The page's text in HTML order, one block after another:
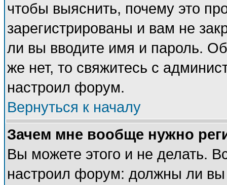
чтобы выяснить, почему это
зарегистрированы и вам не
ли вы вводите имя и пароль.
же нет, то свяжитесь с
настроил форум.
Вернуться к началу
Зачем мне вообще нужно
Вы можете этого и не делать.
настроил форум: должны ли вы